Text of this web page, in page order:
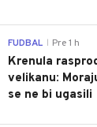
FUDBAL Pre 1 h
Krenula
velikanu:
se ne bi ugasili